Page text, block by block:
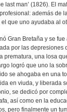
last man’ (1826). El
además de
que uno ayudaba al
Gran Bretaña y se fue
por las depresiones
prematura, una losa
logró que uno la
se ahogaba en una
en viuda, y liberada
se dedicó por
así como en la
pero finalmente un